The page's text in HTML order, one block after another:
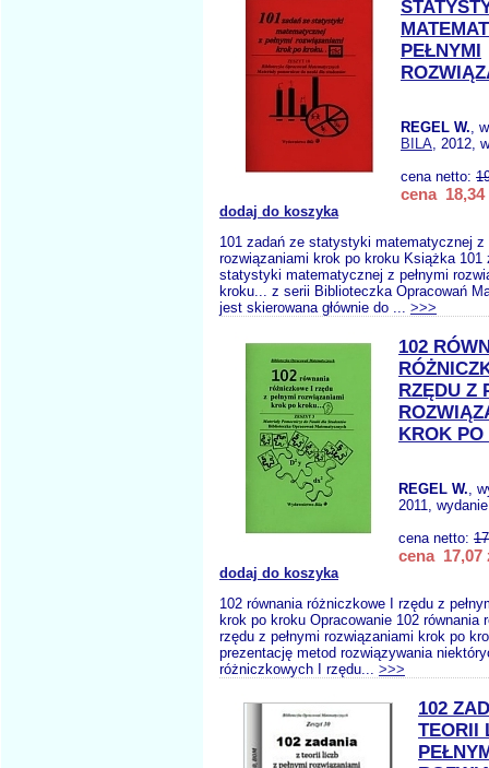
PEŁNYMI
REGEL W.,
BILA, 2012,
cena netto:
cena 18,34
dodaj do koszyka
101 zadań ze statystyki matematycznej z
rozwiązaniami krok po kroku Książka 101
statystyki matematycznej z pełnymi
kroku... z serii Biblioteczka Opracowań
jest skierowana głównie do ... >>>
102
RZĘDU Z
KROK
REGEL W.,
2011,
cena netto:
cena 17,07
dodaj do koszyka
102 równania różniczkowe I rzędu z
krok po kroku Opracowanie 102 równania
rzędu z pełnymi rozwiązaniami krok po
prezentację metod rozwiązywania
różniczkowych I rzędu... >>>
102
TEORII